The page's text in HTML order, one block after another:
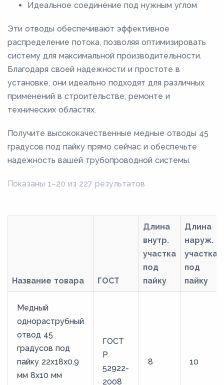
Идеальное соединение под нужным углом
Эти отводы обеспечивают эффективное
распределение потока, позволяя оптимизировать
систему для максимальной производительности.
Благодаря своей надежности и простоте в
установке, они идеально подходят для различных
применений в строительстве, ремонте и
технических областях.
Получите высококачественные медные отводы 45
градусов под пайку прямо сейчас и обеспечьте
надежность вашей трубопроводной системы.
Показаны 1–20 из 227 результатов
Название товара ГОСТ
Длина
внутр.
участка
под
пайку
Длина
наруж.
участка
под
пайку
Медный
однораструбный
отвод 45
градусов под
пайку 22х18х0.9
мм 8х10 мм
ГОСТ
Р
52922-
2008
8 10